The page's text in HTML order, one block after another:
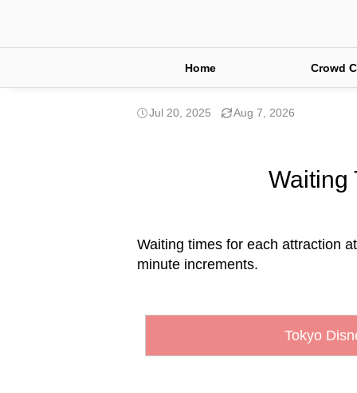
Home Crowd
Jul 20, 2025 Aug 7, 2026
Waiting
Waiting times for each attraction
minute increments.
Tokyo